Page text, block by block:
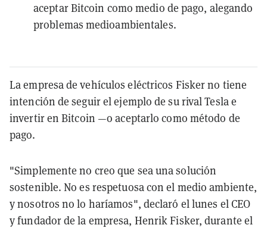
aceptar Bitcoin como medio de pago, alegando
problemas medioambientales.
La empresa de vehículos eléctricos Fisker no tiene
intención de seguir el ejemplo de su rival Tesla e
invertir en Bitcoin —o aceptarlo como método de
pago.
"Simplemente no creo que sea una solución
sostenible. No es respetuosa con el medio ambiente,
y nosotros no lo haríamos", declaró el lunes el CEO
y fundador de la empresa, Henrik Fisker, durante el